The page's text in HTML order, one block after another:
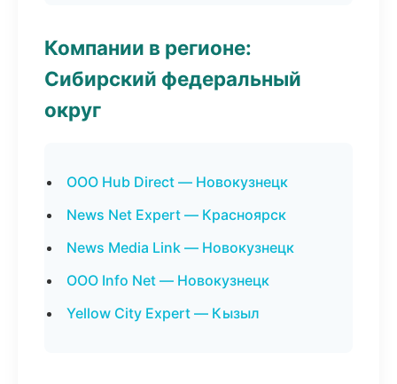
Компании в регионе:
Сибирский федеральный
округ
ООО Hub Direct — Новокузнецк
News Net Expert — Красноярск
News Media Link — Новокузнецк
ООО Info Net — Новокузнецк
Yellow City Expert — Кызыл